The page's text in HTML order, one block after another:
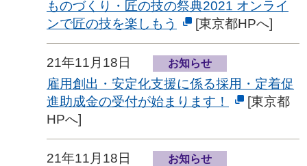
ものづくり・匠の技の祭典2021 オンライ
ンで匠の技を楽しもう
[東京都HPへ]
21年11月18日 お知らせ
雇用創出・安定化支援に係る採用・定着促
進助成金の受付が始まります！
[東京都
HPへ]
21年11月18日 お知らせ